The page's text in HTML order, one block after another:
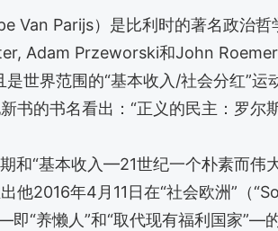
Parijs）是比利时的著名政治哲
Adam Przeworski和John Roemer
是世界范围的“基本收入/社会分红”
书的书名看出：“正义的民主：罗尔
“基本收入—21世纪一个朴素而伟
他2016年4月11日在“社会欧洲”（
即“养懒人”和“取代现有福利国家”—